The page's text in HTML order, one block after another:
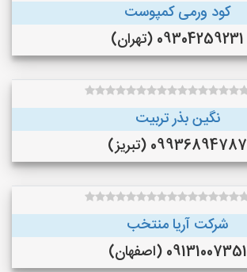
کود ورمی کمپوست
09304259231 (تهران)
نگین بذر تربیت
09936894787 (تبریز)
شرکت آریا منتخب
09131007351 (اصفهان)